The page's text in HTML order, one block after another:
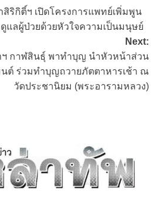
สิริกิติ์ฯ เปิดโครงการแพทย์เพิ่มพูน
แลผู้ป่วยด้วยหัวใจความเป็นมนุษย์
Next:
ฯ กาฬสินธุ์ พาทำบุญ นำหัวหน้าส่วน
นต์ ร่วมทำบุญถวายภัตตาหารเช้า ณ
วัดประชานิยม (พระอารามหลวง)